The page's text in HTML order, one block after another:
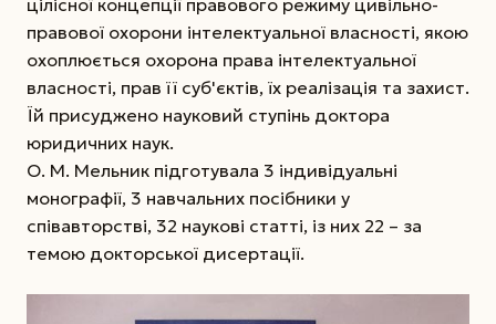
цілісної концепції правового режиму цивільно-
правової охорони інтелектуальної власності, якою
охоплюється охорона права інтелектуальної
власності, прав її суб'єктів, їх реалізація та захист.
Їй присуджено науковий ступінь доктора
юридичних наук.
О. М. Мельник підготувала 3 індивідуальні
монографії, 3 навчальних посібники у
співавторстві, 32 наукові статті, із них 22 – за
темою докторської дисертації.